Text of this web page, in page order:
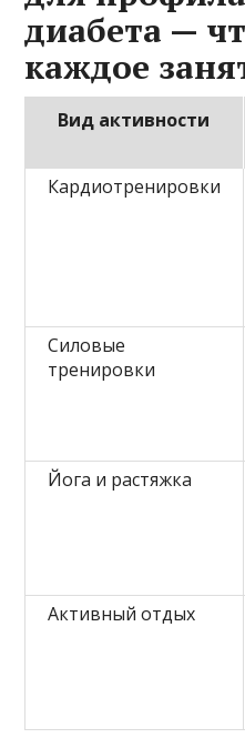
диабета —
каждое
Вид активности
Кардиотренировки
Силовые
тренировки
Йога и растяжка
Активный отдых